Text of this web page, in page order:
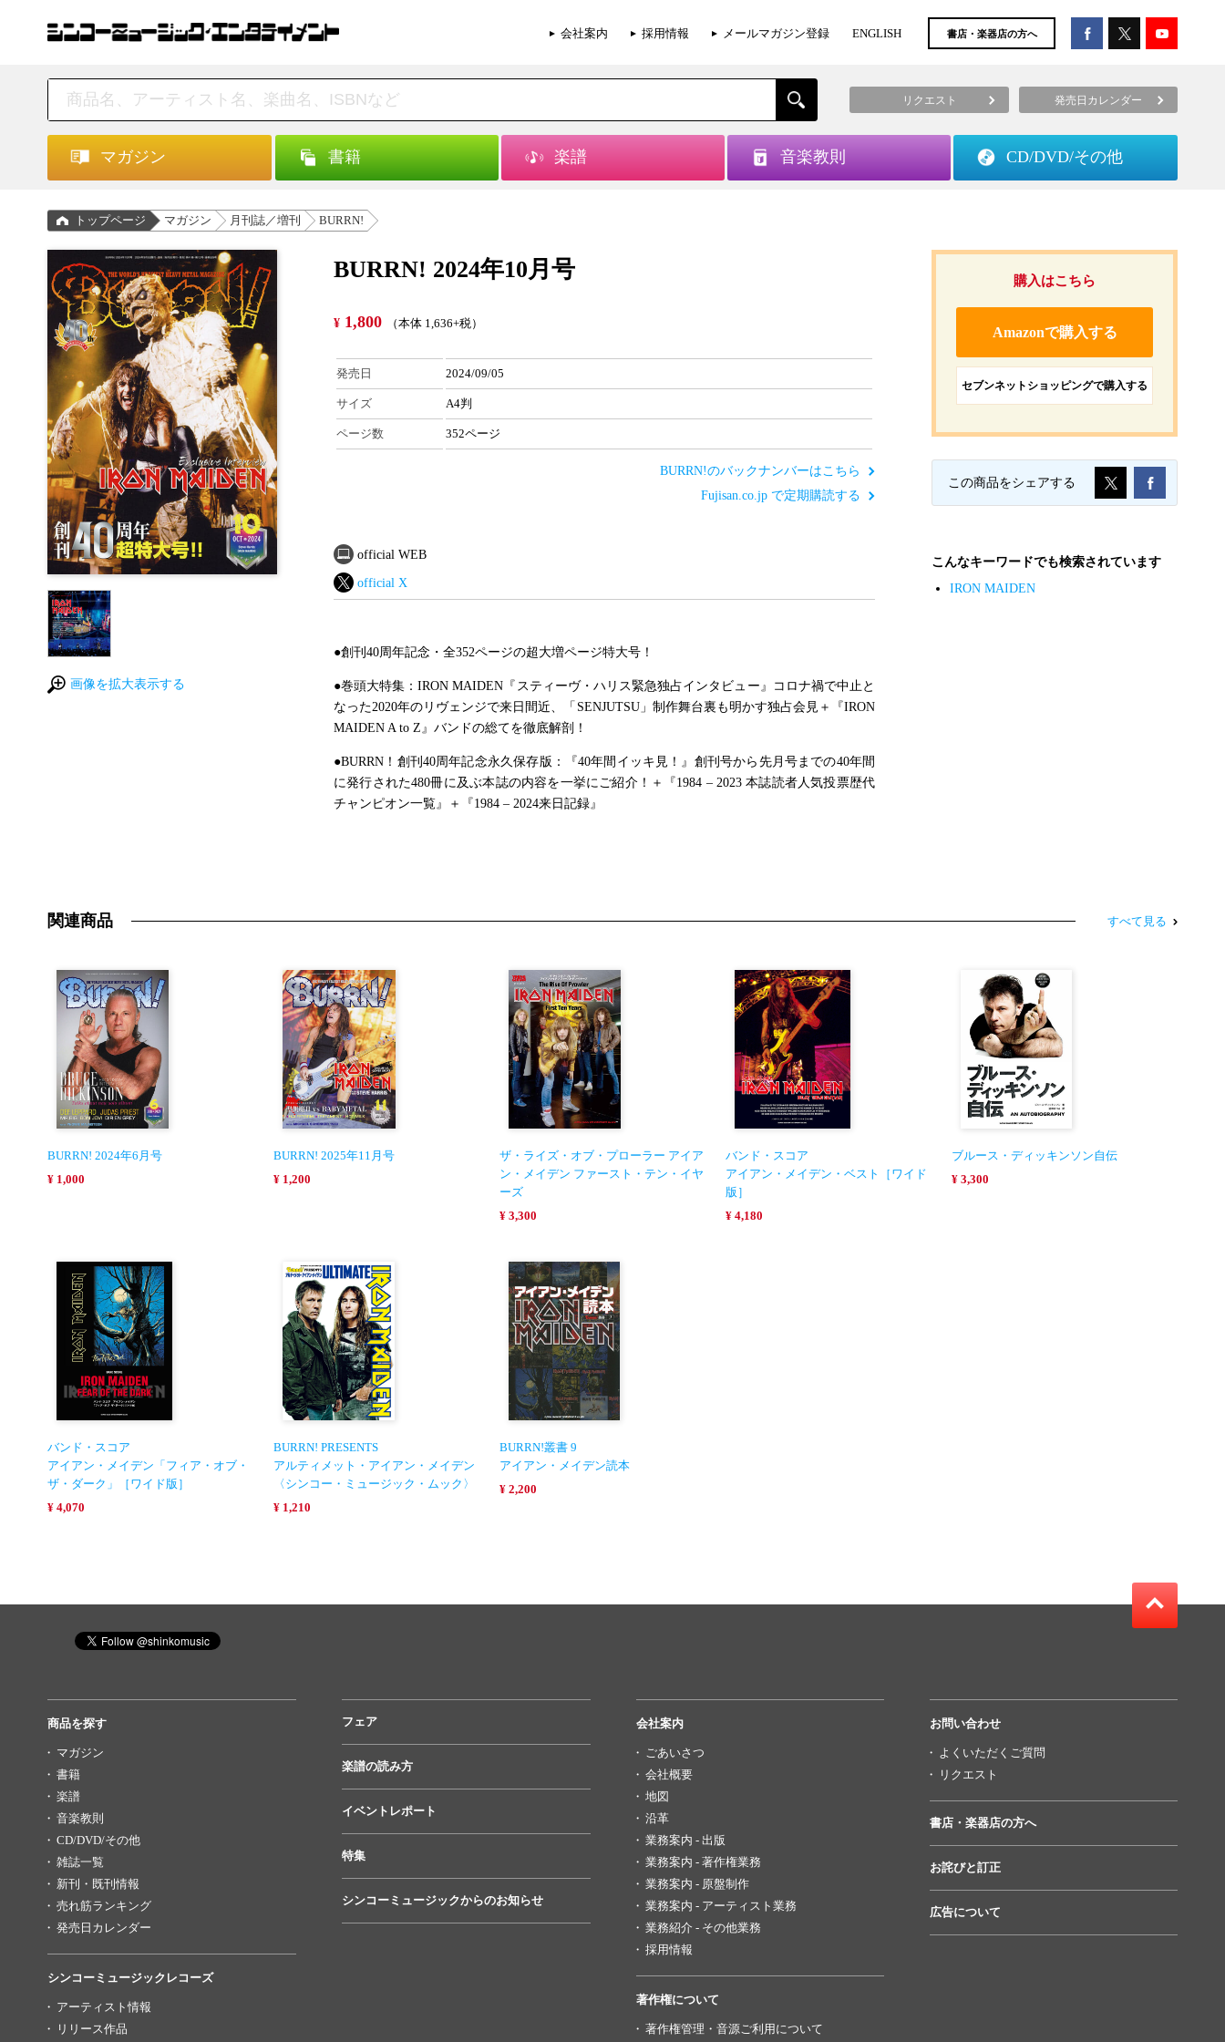
会社案内 採用情報 メールマガジン登録 ENGLISH 書店・楽器店の方へ
リクエスト 発売日カレンダー
マガジン 書籍 楽譜 音楽教則 CD/DVD/その他
トップページ マガジン 月刊誌／増刊 BURRN!
画像を拡大表示する
BURRN! 2024年10月号
¥ 1,800 （本体 1,636+税）
発売日 2024/09/05
サイズ A4判
ページ数 352ページ
BURRN!のバックナンバーはこちら
Fujisan.co.jp で定期購読する
official WEB
official X
●創刊40周年記念・全352ページの超大増ページ特大号！
●巻頭大特集：IRON MAIDEN『スティーヴ・ハリス緊急独占インタビュー』コロナ禍で中止と
なった2020年のリヴェンジで来日間近、「SENJUTSU」制作舞台裏も明かす独占会見＋『IRON
MAIDEN A to Z』バンドの総てを徹底解剖！
●BURRN！創刊40周年記念永久保存版：『40年間イッキ見！』創刊号から先月号までの40年間
に発行された480冊に及ぶ本誌の内容を一挙にご紹介！＋『1984 – 2023 本誌読者人気投票歴代
チャンピオン一覧』＋『1984 – 2024来日記録』
購入はこちら
Amazonで購入する
セブンネットショッピングで購入する
この商品をシェアする
こんなキーワードでも検索されています
IRON MAIDEN
関連商品 すべて見る
BURRN! 2024年6月号
¥ 1,000
BURRN! 2025年11月号
¥ 1,200
ザ・ライズ・オブ・プローラー アイア
ン・メイデン ファースト・テン・イヤ
ーズ
¥ 3,300
バンド・スコア
アイアン・メイデン・ベスト［ワイド
版］
¥ 4,180
ブルース・ディッキンソン自伝
¥ 3,300
バンド・スコア
アイアン・メイデン「フィア・オブ・
ザ・ダーク」［ワイド版］
¥ 4,070
BURRN! PRESENTS
アルティメット・アイアン・メイデン
〈シンコー・ミュージック・ムック〉
¥ 1,210
BURRN!叢書 9
アイアン・メイデン読本
¥ 2,200
商品を探す
マガジン
書籍
楽譜
音楽教則
CD/DVD/その他
雑誌一覧
新刊・既刊情報
売れ筋ランキング
発売日カレンダー
シンコーミュージックレコーズ
アーティスト情報
リリース作品
フェア
楽譜の読み方
イベントレポート
特集
シンコーミュージックからのお知らせ
会社案内
ごあいさつ
会社概要
地図
沿革
業務案内 - 出版
業務案内 - 著作権業務
業務案内 - 原盤制作
業務案内 - アーティスト業務
業務紹介 - その他業務
採用情報
著作権について
著作権管理・音源ご利用について
お問い合わせ
よくいただくご質問
リクエスト
書店・楽器店の方へ
お詫びと訂正
広告について